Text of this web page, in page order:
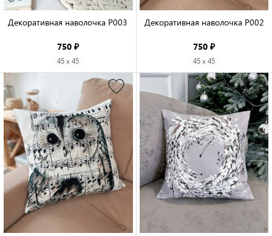
Декоративная наволочка P003
750 ₽
45 x 45
Декоративная наволочка P002
750 ₽
45 x 45